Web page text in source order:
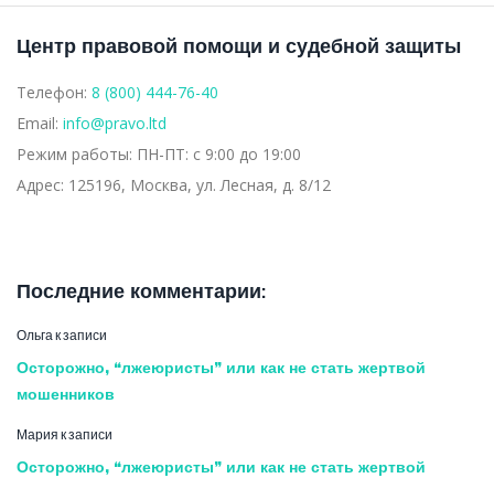
Центр правовой помощи и судебной защиты
Телефон: 8 (800) 444-76-40
Email: info@pravo.ltd
Режим работы: ПН-ПТ: с 9:00 до 19:00
Адрес: 125196, Москва, ул. Лесная, д. 8/12
Последние комментарии:
Ольга к записи
Осторожно, “лжеюристы” или как не стать жертвой
мошенников
Мария к записи
Осторожно, “лжеюристы” или как не стать жертвой